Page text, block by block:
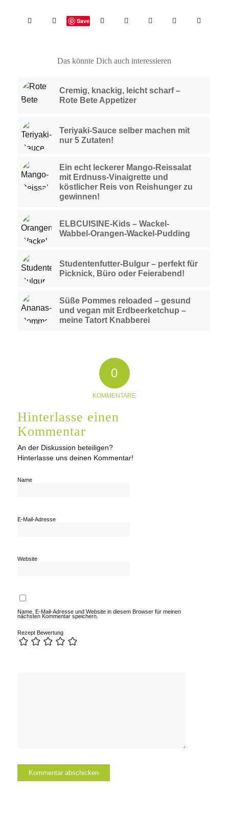
Save
Das könnte Dich auch interessieren
Cremig, knackig, leicht scharf –
Rote Bete Appetizer
Teriyaki-Sauce selber machen mit
nur 5 Zutaten!
Ein echt leckerer Mango-Reissalat
mit Erdnuss-Vinaigrette und
köstlicher Reis von Reishunger zu
gewinnen!
ELBCUISINE-Kids – Wackel-
Wabbel-Orangen-Wackel-Pudding
Studentenfutter-Bulgur – perfekt für
Picknick, Büro oder Feierabend!
Süße Pommes reloaded – gesund
und vegan mit Erdbeerketchup –
meine Tatort Knabberei
0
KOMMENTARE
Hinterlasse einen
Kommentar
An der Diskussion beteiligen?
Hinterlasse uns deinen Kommentar!
Name
E-Mail-Adresse
Website
Name, E-Mail-Adresse und Website in diesem Browser für meinen
nächsten Kommentar speichern.
Rezept Bewertung